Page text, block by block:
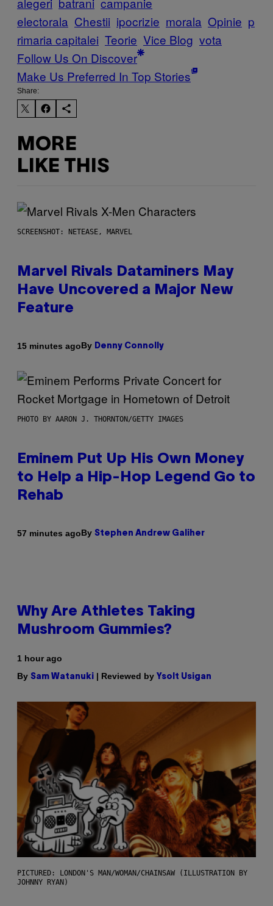
electorala Chestii ipocrizie morala Opinie p
rimaria capitalei Teorie Vice Blog vota
Follow Us On Discover
Make Us Preferred In Top Stories
Share:
MORE
LIKE THIS
SCREENSHOT: NETEASE, MARVEL
Marvel Rivals Dataminers May
Have Uncovered a Major New
Feature
15 minutes agoBy Denny Connolly
PHOTO BY AARON J. THORNTON/GETTY IMAGES
Eminem Put Up His Own Money
to Help a Hip-Hop Legend Go to
Rehab
57 minutes agoBy Stephen Andrew Galiher
Why Are Athletes Taking
Mushroom Gummies?
1 hour ago
By Sam Watanuki | Reviewed by Ysolt Usigan
PICTURED: LONDON'S MAN/WOMAN/CHAINSAW (ILLUSTRATION BY
JOHNNY RYAN)